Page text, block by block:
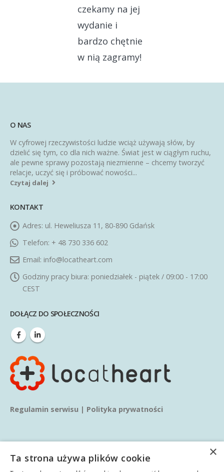
czekamy na jej
wydanie i
bardzo chętnie
w nią zagramy!
O NAS
W cyfrowej rzeczywistości ludzie wciąż używają słów, by
dzielić się tym, co dla nich ważne. Świat jest w ciągłym ruchu,
ale pewne sprawy pozostają niezmienne – chcemy tworzyć
relacje, uczyć się i próbować nowości...
Czytaj dalej
KONTAKT
Adres: ul. Heweliusza 11, 80-890 Gdańsk
Telefon: + 48 730 336 602
Email: info@locatheart.com
Godziny pracy biura: poniedziałek - piątek / 09:00 - 17:00
CEST
DOŁĄCZ DO SPOŁECZNOŚCI
Regulamin serwisu | Polityka prywatności
×
Ta strona używa plików cookie